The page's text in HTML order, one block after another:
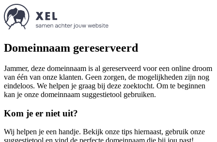
Domeinnaam gereserveerd
Jammer, deze domeinnaam is al gereserveerd voor een online droom
van één van onze klanten. Geen zorgen, de mogelijkheden zijn nog
eindeloos. We helpen je graag bij deze zoektocht. Om te beginnen
kan je onze domeinnaam suggestietool gebruiken.
Kom je er niet uit?
Wij helpen je een handje. Bekijk onze tips hiernaast, gebruik onze